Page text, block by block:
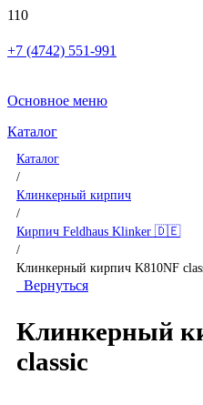
+7 (4742) 551-991
Основное меню
Каталог
Каталог
/
Клинкерный кирпич
/
Кирпич Feldhaus Klinker 🇩🇪
/
Клинкерный кирпич K810NF
Вернуться
Клинкерный
classic